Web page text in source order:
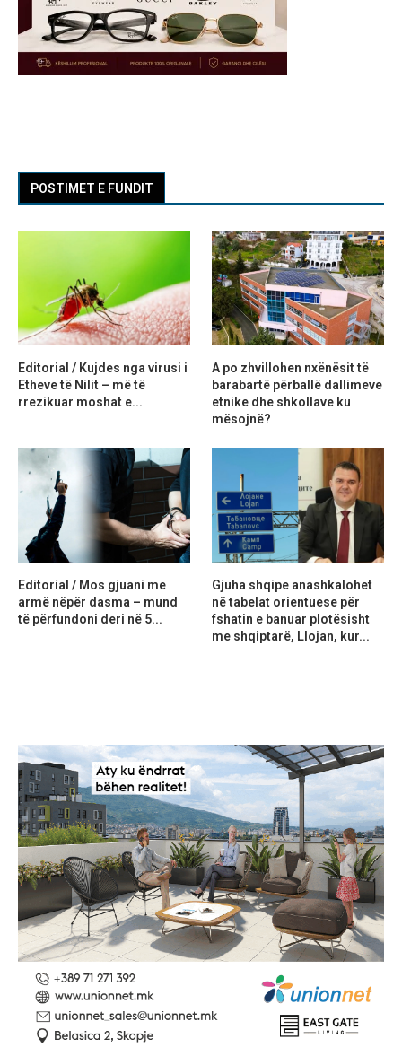
POSTIMET E FUNDIT
Editorial / Kujdes nga virusi i
Etheve të Nilit – më të
rrezikuar moshat e...
A po zhvillohen nxënësit të
barabartë përballë dallimeve
etnike dhe shkollave ku
mësojnë?
Editorial / Mos gjuani me
armë nëpër dasma – mund
të përfundoni deri në 5...
Gjuha shqipe anashkalohet
në tabelat orientuese për
fshatin e banuar plotësisht
me shqiptarë, Llojan, kur...